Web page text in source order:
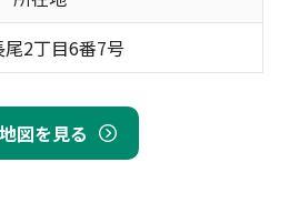
2丁目6番7号
図を見る